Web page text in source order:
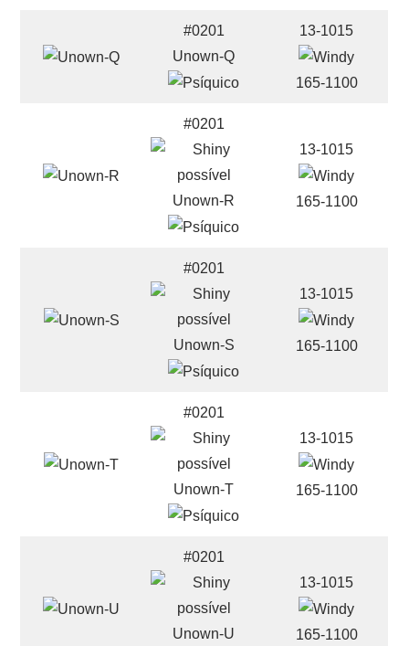
#0201
Unown-Q
13-1015
165-1100
#0201
Unown-R
13-1015
165-1100
#0201
Unown-S
13-1015
165-1100
#0201
Unown-T
13-1015
165-1100
#0201
Unown-U
13-1015
165-1100